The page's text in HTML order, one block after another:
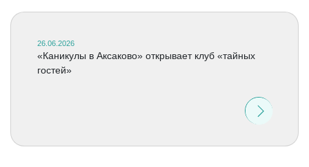
26.06.2026
«Каникулы в Аксаково» открывает клуб «тайных
гостей»